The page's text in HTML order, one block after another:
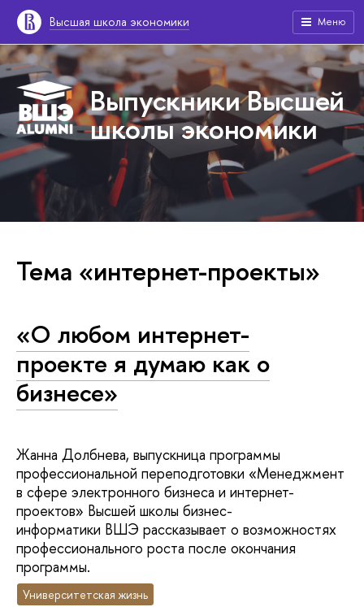
Высшая школа экономики Меню
Выпускники Высшей
школы экономики
Тема «интернет-проекты»
«О любом интернет-
проекте я думаю как о
бизнесе»
Жанна Долбнева, выпускница программы
профессиональной переподготовки «Менеджмент
в сфере электронного бизнеса и интернет-
проектов» Высшей школы бизнес-
информатики ВШЭ рассказывает о возможностях
профессионального роста после окончания
программы.
Университетская жизнь